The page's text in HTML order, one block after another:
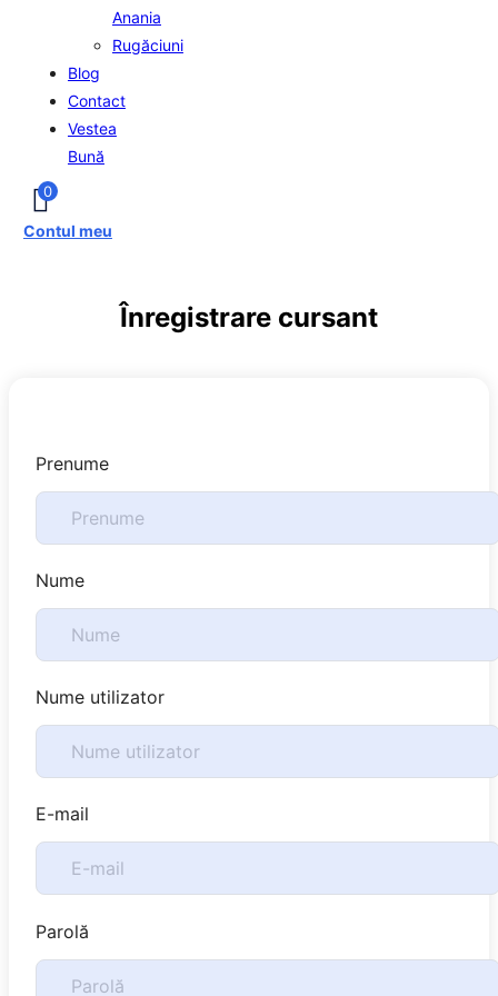
Anania
Rugăciuni
Blog
Contact
Vestea
Bună
0
Contul meu
Înregistrare cursant
Prenume
Nume
Nume utilizator
E-mail
Parolă